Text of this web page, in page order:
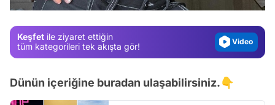
Keşfet ile ziyaret ettiğin
tüm kategorileri tek akışta gör!
Test
Dünün içeriğine buradan ulaşabilirsiniz.👇